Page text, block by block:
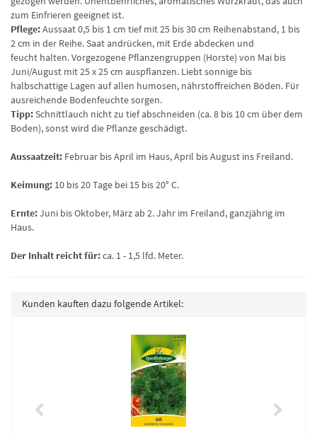
zum Einfrieren geeignet ist.
Pflege:Aussaat 0,5 bis 1 cm tief mit 25 bis 30 cm Reihenabstand, 1 bis
2 cm in der Reihe. Saat andrücken, mit Erde abdecken und
feucht halten. Vorgezogene Pflanzengruppen (Horste) von Mai bis
Juni/August mit 25 x 25 cm auspflanzen. Liebt sonnige bis
halbschattige Lagen auf allen humosen, nährstoffreichen Böden. Für
ausreichende Bodenfeuchte sorgen.
Tipp:Schnittlauch nicht zu tief abschneiden (ca. 8 bis 10 cm über dem
Boden), sonst wird die Pflanze geschädigt.
Aussaatzeit: Februar bis April im Haus, April bis August ins Freiland.
Keimung: 10 bis 20 Tage bei 15 bis 20° C.
Ernte:Juni bis Oktober, März ab 2. Jahr im Freiland, ganzjährig im
Haus.
Der Inhalt reicht für:ca. 1 - 1,5 lfd. Meter.
Kunden kauften dazu folgende Artikel: